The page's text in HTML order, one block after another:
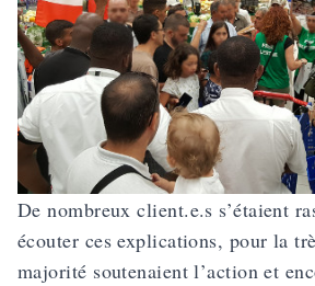
De nombreux client.e.s s’étaient
écouter ces explications, pour la
majorité soutenaient l’action et